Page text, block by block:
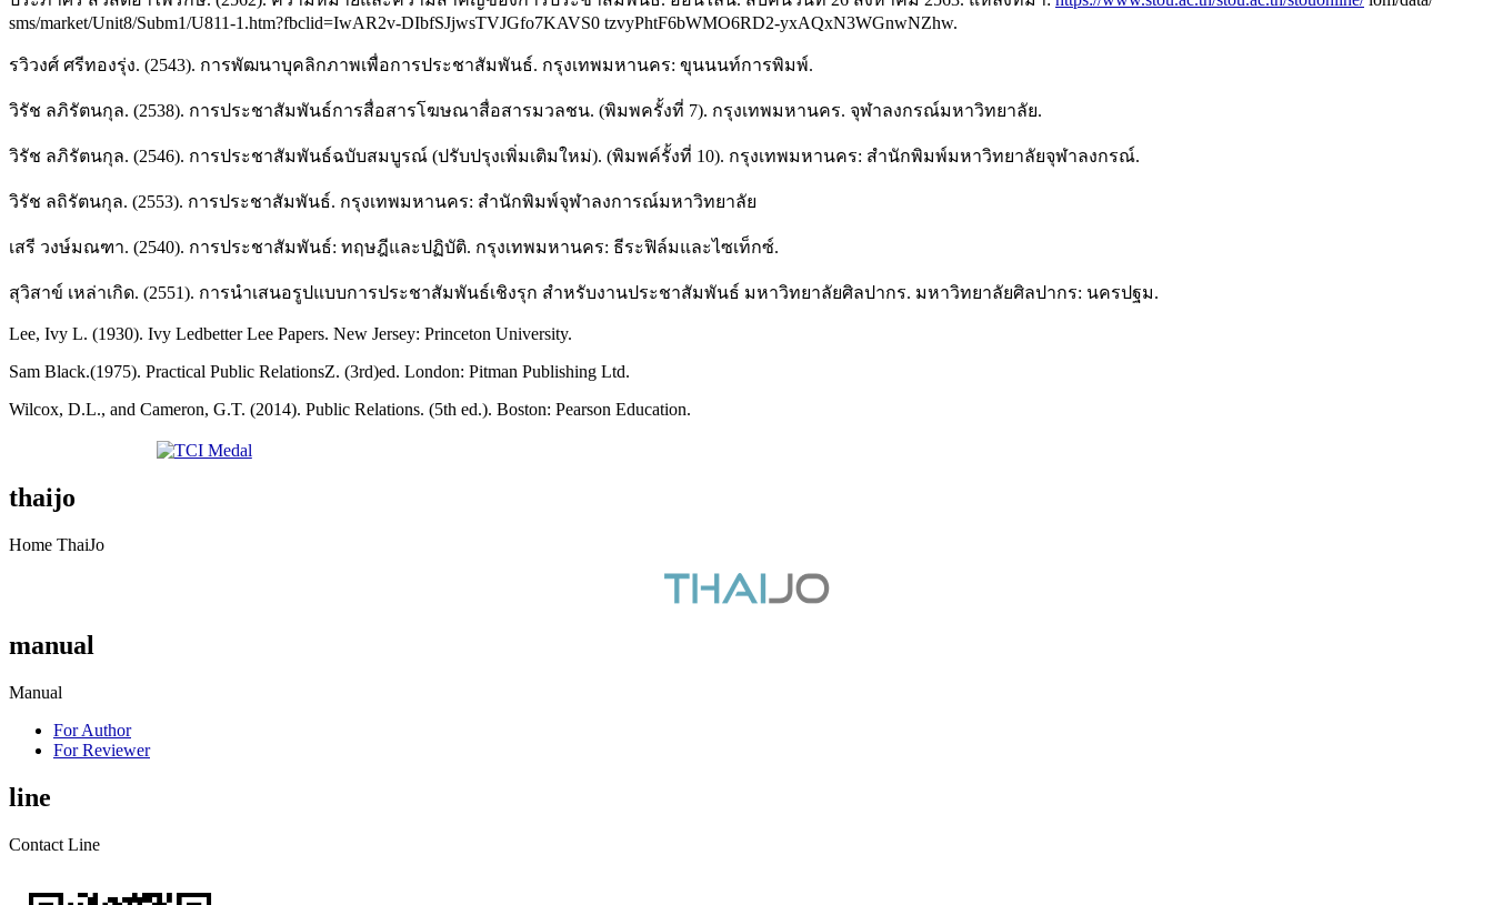
sms/market/Unit8/Subm1/U811-1.htm?fbclid=IwAR2v-DIbfSJjwsTVJGfo7KAVS0 tzvyPhtF6bWMO6RD2-yxAQxN3WGnwNZhw.
รวิวงศ์ ศรีทองรุ่ง. (2543). การพัฒนาบุคลิกภาพเพื่อการประชาสัมพันธ์. กรุงเทพมหานคร: ขุนนนท์การพิมพ์.
วิรัช ลภิรัตนกุล. (2538). การประชาสัมพันธ์การสื่อสารโฆษณาสื่อสารมวลชน. (พิมพครั้งที่ 7). กรุงเทพมหานคร. จุฬาลงกรณ์มหาวิทยาลัย.
วิรัช ลภิรัตนกุล. (2546). การประชาสัมพันธ์ฉบับสมบูรณ์ (ปรับปรุงเพิ่มเติมใหม่). (พิมพค์รั้งที่ 10). กรุงเทพมหานคร: สำนักพิมพ์มหาวิทยาลัยจุฬาลงกรณ์.
วิรัช ลถิรัตนกุล. (2553). การประชาสัมพันธ์. กรุงเทพมหานคร: สำนักพิมพ์จุฬาลงการณ์มหาวิทยาลัย
เสรี วงษ์มณฑา. (2540). การประชาสัมพันธ์: ทฤษฎีและปฏิบัติ. กรุงเทพมหานคร: ธีระฟิล์มและไซเท็กซ์.
สุวิสาข์ เหล่าเกิด. (2551). การนำเสนอรูปแบบการประชาสัมพันธ์เชิงรุก สำหรับงานประชาสัมพันธ์ มหาวิทยาลัยศิลปากร. มหาวิทยาลัยศิลปากร: นครปฐม.
Lee, Ivy L. (1930). Ivy Ledbetter Lee Papers. New Jersey: Princeton University.
Sam Black.(1975). Practical Public RelationsZ. (3rd)ed. London: Pitman Publishing Ltd.
Wilcox, D.L., and Cameron, G.T. (2014). Public Relations. (5th ed.). Boston: Pearson Education.
thaijo
Home ThaiJo
manual
Manual
For Author
For Reviewer
line
Contact Line